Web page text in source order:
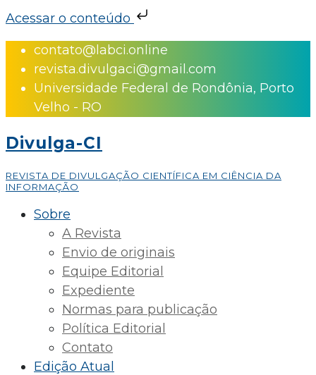
Acessar o conteúdo
Skip
content
contato@labci.online
revista.divulgaci@gmail.com
Universidade Federal de Rondônia, Porto
Velho - RO
Divulga-CI
REVISTA DE DIVULGAÇÃO CIENTÍFICA EM CIÊNCIA DA
INFORMAÇÃO
Sobre
A Revista
Envio de originais
Equipe Editorial
Expediente
Normas para publicação
Política Editorial
Contato
Edição Atual